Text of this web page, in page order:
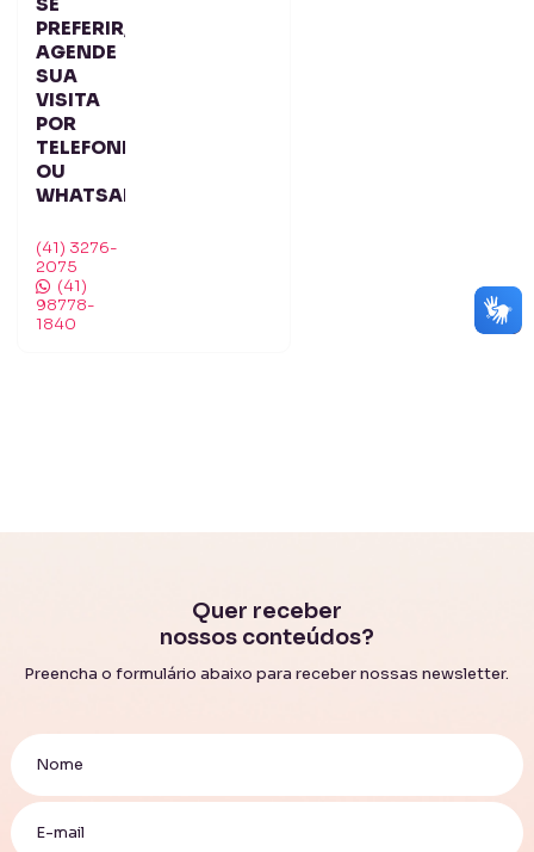
PREFERIR,
AGENDE
SUA
VISITA
POR
TELEFONE
OU
WHATSAPP:
(41) 3276-
2075
(41)
98778-
1840
Quer receber
nossos conteúdos?
Preencha o formulário abaixo para receber nossas newsletter.